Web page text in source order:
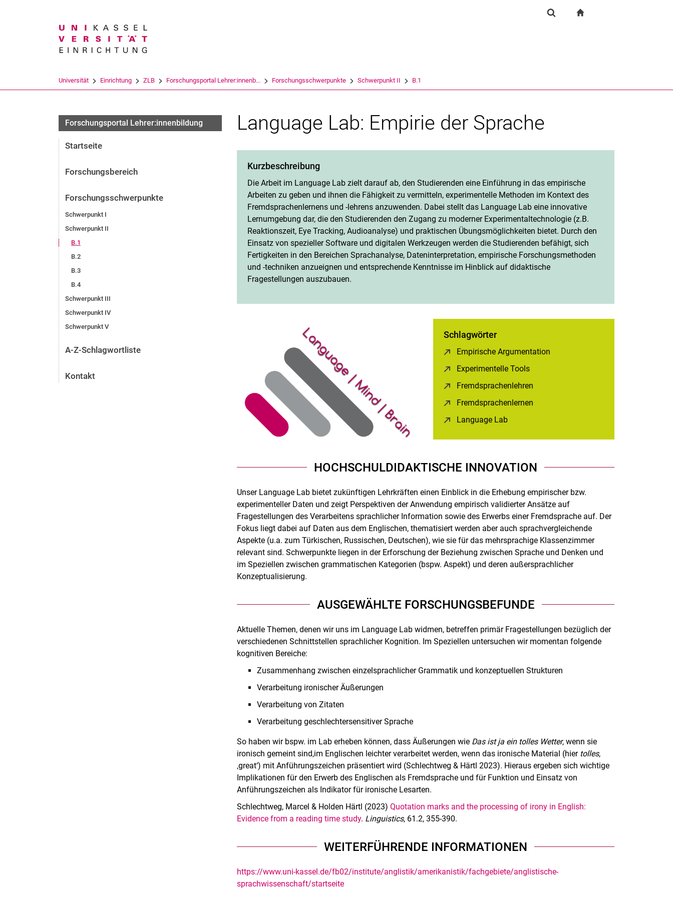
Universität Einrichtung ZLB Forschungsportal Lehrer:innenb... Forschungsschwerpunkte Schwerpunkt II B.1
Forschungsportal Lehrer:innenbildung
Startseite
Forschungsbereich
Forschungsschwerpunkte
Schwerpunkt I
Schwerpunkt II
B.1
B.2
B.3
B.4
Schwerpunkt III
Schwerpunkt IV
Schwerpunkt V
A-Z-Schlagwortliste
Kontakt
Language Lab: Empirie der Sprache
Kurzbeschreibung
Die Arbeit im Language Lab zielt darauf ab, den Studierenden eine Einführung in das empirische
Arbeiten zu geben und ihnen die Fähigkeit zu vermitteln, experimentelle Methoden im Kontext des
Fremdsprachenlernens und -lehrens anzuwenden. Dabei stellt das Language Lab eine innovative
Lernumgebung dar, die den Studierenden den Zugang zu moderner Experimentaltechnologie (z.B.
Reaktionszeit, Eye Tracking, Audioanalyse) und praktischen Übungsmöglichkeiten bietet. Durch den
Einsatz von spezieller Software und digitalen Werkzeugen werden die Studierenden befähigt, sich
Fertigkeiten in den Bereichen Sprachanalyse, Dateninterpretation, empirische Forschungsmethoden
und -techniken anzueignen und entsprechende Kenntnisse im Hinblick auf didaktische
Fragestellungen auszubauen.
Schlagwörter
Empirische Argumentation
Experimentelle Tools
Fremdsprachenlehren
Fremdsprachenlernen
Language Lab
HOCHSCHULDIDAKTISCHE INNOVATION
Unser Language Lab bietet zukünftigen Lehrkräften einen Einblick in die Erhebung empirischer bzw.
experimenteller Daten und zeigt Perspektiven der Anwendung empirisch validierter Ansätze auf
Fragestellungen des Verarbeitens sprachlicher Information sowie des Erwerbs einer Fremdsprache auf. Der
Fokus liegt dabei auf Daten aus dem Englischen, thematisiert werden aber auch sprachvergleichende
Aspekte (u.a. zum Türkischen, Russischen, Deutschen), wie sie für das mehrsprachige Klassenzimmer
relevant sind. Schwerpunkte liegen in der Erforschung der Beziehung zwischen Sprache und Denken und
im Speziellen zwischen grammatischen Kategorien (bspw. Aspekt) und deren außersprachlicher
Konzeptualisierung.
AUSGEWÄHLTE FORSCHUNGSBEFUNDE
Aktuelle Themen, denen wir uns im Language Lab widmen, betreffen primär Fragestellungen bezüglich der
verschiedenen Schnittstellen sprachlicher Kognition. Im Speziellen untersuchen wir momentan folgende
kognitiven Bereiche:
Zusammenhang zwischen einzelsprachlicher Grammatik und konzeptuellen Strukturen
Verarbeitung ironischer Äußerungen
Verarbeitung von Zitaten
Verarbeitung geschlechtersensitiver Sprache
So haben wir bspw. im Lab erheben können, dass Äußerungen wie Das ist ja ein tolles Wetter, wenn sie
ironisch gemeint sind,im Englischen leichter verarbeitet werden, wenn das ironische Material (hier tolles,
‚great‘) mit Anführungszeichen präsentiert wird (Schlechtweg & Härtl 2023). Hieraus ergeben sich wichtige
Implikationen für den Erwerb des Englischen als Fremdsprache und für Funktion und Einsatz von
Anführungszeichen als Indikator für ironische Lesarten.
Schlechtweg, Marcel & Holden Härtl (2023)Quotation marks and the processing of irony in English:
Evidence from a reading time study. Linguistics, 61.2, 355-390.
WEITERFÜHRENDE INFORMATIONEN
https://www.uni-kassel.de/fb02/institute/anglistik/amerikanistik/fachgebiete/anglistische-
sprachwissenschaft/startseite